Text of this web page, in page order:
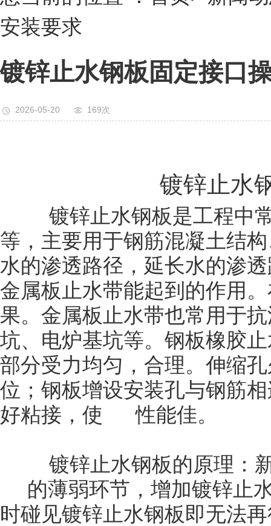
安装要求
镀锌止水钢板固定接口
2026-05-20 169次
镀锌止水
镀锌止水钢板是工程中常
等，主要用于钢筋混凝土结
水的渗透路径，延长水的渗
金属板止水带能起到的作用
果。金属板止水带也常用于
坑、电炉基坑等。钢板橡胶
部分受力均匀，合理。伸缩
位；钢板增设安装孔与钢筋
好粘接，使 性能佳。
镀锌止水钢板的原理：新
的薄弱环节，增加镀锌止
时碰见镀锌止水钢板即无法